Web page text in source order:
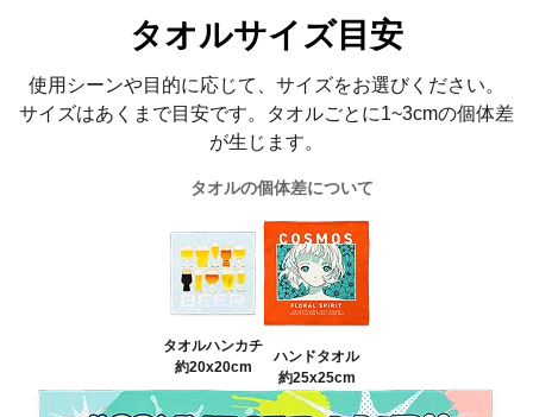
タオルサイズ目安
使用シーンや目的に応じて、サイズをお選びください。
サイズはあくまで目安です。タオルごとに1~3cmの個体差
が生じます。
タオルの個体差について
タオルハンカチ
約20x20cm
ハンドタオル
約25x25cm